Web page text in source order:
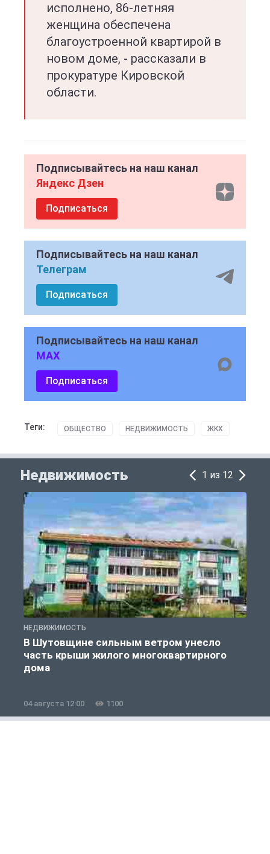
исполнено, 86-летняя
женщина обеспечена
благоустроенной квартирой в
новом доме, - рассказали в
прокуратуре Кировской
области.
Подписывайтесь на наш канал
Яндекс Дзен
Подписаться
Подписывайтесь на наш канал
Телеграм
Подписаться
Подписывайтесь на наш канал
MAX
Подписаться
Теги: ОБЩЕСТВО НЕДВИЖИМОСТЬ ЖКХ
Недвижимость 1 из 12
НЕДВИЖИМОСТЬ
В Шутовщине сильным ветром унесло
часть крыши жилого многоквартирного
дома
04 августа 12:00 1100